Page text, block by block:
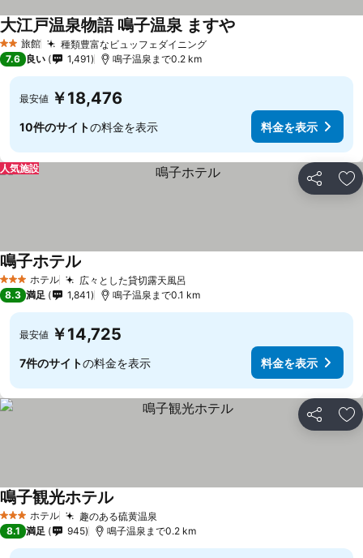
2 ホテルのランク
旅館 種類豊富なビュッフェダイニング
大江戸温泉物語 鳴子温泉 ますや
7.6 良い 1,491 鳴子温泉まで0.2 km
最安値 ￥18,476
10件のサイトの料金を表示 料金を表示
シェア お
人気施設
3 ホテルのランク
ホテル 広々とした貸切露天風呂
鳴子ホテル
8.3 満足 1,841 鳴子温泉まで0.1 km
最安値 ￥14,725
7件のサイトの料金を表示 料金を表示
シェア お
3 ホテルのランク
ホテル 趣のある硫黄温泉
鳴子観光ホテル
8.1 満足 945 鳴子温泉まで0.2 km